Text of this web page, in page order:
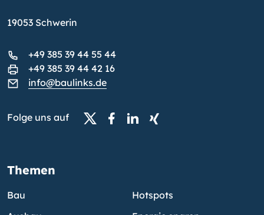
19053 Schwerin
+49 385 39 44 55 44
+49 385 39 44 42 16
info@baulinks.de
Folge uns auf
Themen
Bau
Hotspots